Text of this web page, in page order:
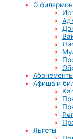
О
Абонементы
Афиша и
Льготы